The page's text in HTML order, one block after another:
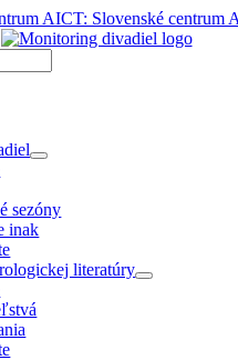
sezóny
inak
literatúry